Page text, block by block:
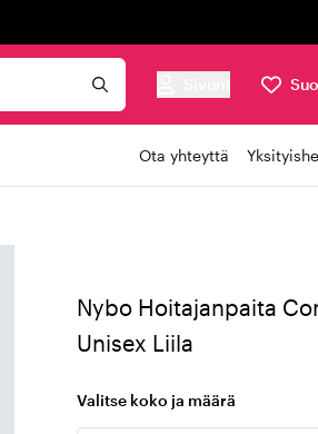
Ota yhteyttä
Nybo Hoitajanpaita
Unisex Liila
Valitse koko ja määrä